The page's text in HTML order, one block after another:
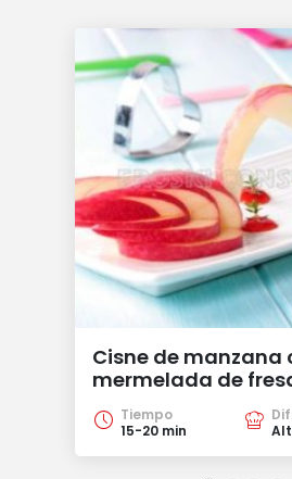
Cisne de manzana
mermelada de
Tiempo
15-20 min